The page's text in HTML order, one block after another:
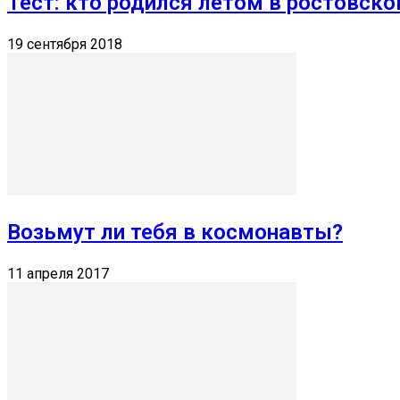
19 сентября 2018
Возьмут ли тебя в космонавты?
11 апреля 2017